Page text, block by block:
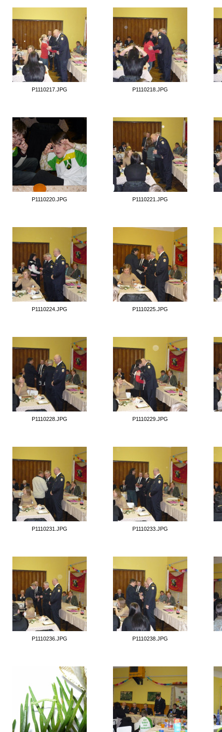
P1110217.JPG P1110218.JPG
P1110220.JPG P1110221.JPG
P1110224.JPG P1110225.JPG
P1110228.JPG P1110229.JPG
P1110231.JPG P1110233.JPG
P1110236.JPG P1110238.JPG